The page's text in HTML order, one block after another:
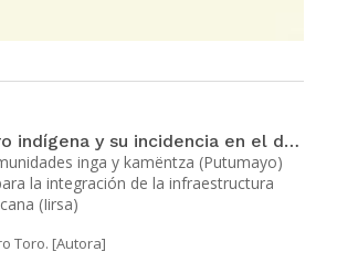
Visión de futuro indígena y su incidencia en el desarrollo en Colombia
inga y kamëntza (Putumayo)
la integración de la infraestructura
(Iirsa)
Toro. [Autora]